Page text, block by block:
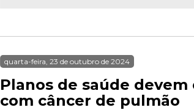
quarta-feira, 23 de outubro de 2024
Planos de saúde
com câncer de pulmão